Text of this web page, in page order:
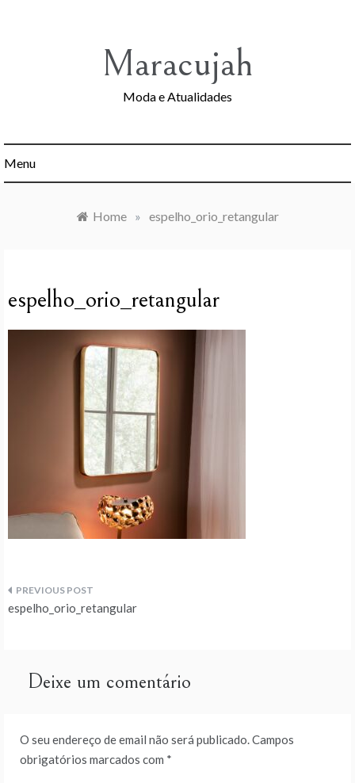
Maracujah
Moda e Atualidades
Menu
Home » espelho_orio_retangular
espelho_orio_retangular
Navegação
artigos
espelho_orio_retangular
Deixe um comentário
O seu endereço de email não será publicado.Campos
obrigatórios marcados com *